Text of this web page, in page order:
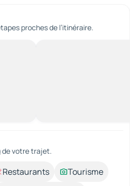
proches de l’itinéraire.
de votre trajet.
Restaurants
Tourisme